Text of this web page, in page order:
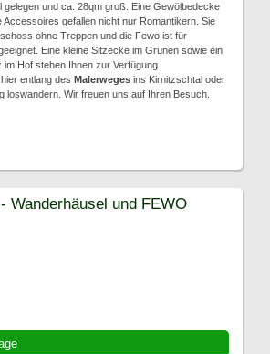
gelegen und ca. 28qm groß. Eine Gewölbedecke
Accessoires gefallen nicht nur Romantikern. Sie
ohne Treppen und die Fewo ist für
Eine kleine Sitzecke im Grünen sowie ein
Hof stehen Ihnen zur Verfügung.
entlang des Malerweges ins Kirnitzschtal oder
loswandern. Wir freuen uns auf Ihren Besuch.
Wanderhäusel und FEWO